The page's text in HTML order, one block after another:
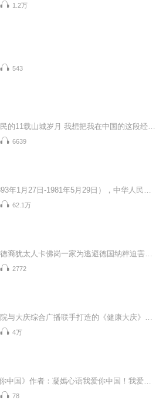
1.2万
543
6639
62.1万
2772
4万
78